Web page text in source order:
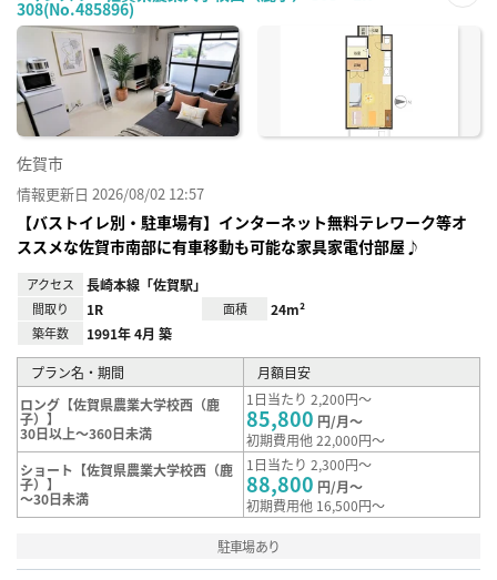
308(No.485896)
に入
佐賀市
情報更新日 2026/08/02 12:57
【バストイレ別・駐車場有】インターネット無料テレワーク等オ
ススメな佐賀市南部に有車移動も可能な家具家電付部屋♪
アクセス 長崎本線「佐賀駅」
間取り 1R 面積 24m²
築年数 1991年 4月 築
プラン名・期間
月額目安
ロング【佐賀県農業大学校西（鹿
子）】
30日以上～360日未満
1日当たり 2,200円～
85,800 円/月～
初期費用他 22,000円～
ショート【佐賀県農業大学校西（鹿
子）】
～30日未満
1日当たり 2,300円～
88,800 円/月～
初期費用他 16,500円～
駐車場あり